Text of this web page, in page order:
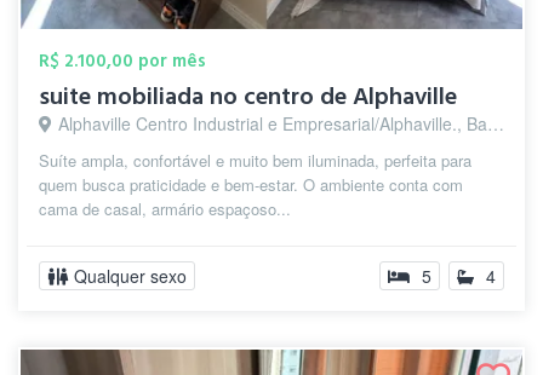
R$ 2.100,00 por mês
suite mobiliada no centro de Alphaville
Alphaville Centro Industrial e Empresarial/Alphaville., Barueri - SP
Suíte ampla, confortável e muito bem iluminada, perfeita para
quem busca praticidade e bem-estar. O ambiente conta com
cama de casal, armário espaçoso...
Qualquer sexo 5 4